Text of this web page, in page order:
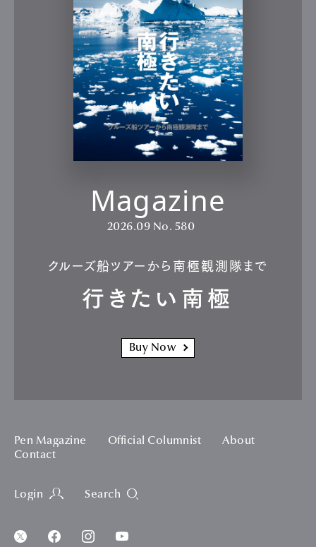
Magazine
2026.09 No. 580
クルーズ船ツアーから南極観測隊まで
行きたい南極
Buy Now
Pen Magazine Official Columnist
About
Contact
Login Search